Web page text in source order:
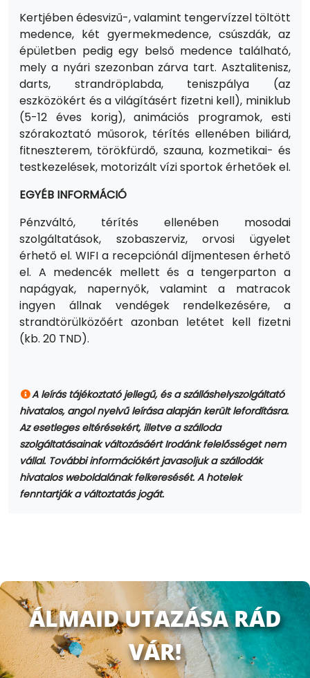
Kertjében édesvizű-, valamint tengervízzel töltött
medence, két gyermekmedence, csúszdák, az
épületben pedig egy belső medence található,
mely a nyári szezonban zárva tart. Asztalitenisz,
darts, strandröplabda, teniszpálya (az
eszközökért és a világításért fizetni kell), miniklub
(5-12 éves korig), animációs programok, esti
szórakoztató műsorok, térítés ellenében biliárd,
fitneszterem, törökfürdő, szauna, kozmetikai- és
testkezelések, motorizált vízi sportok érhetőek el.
EGYÉB INFORMÁCIÓ
Pénzváltó, térítés ellenében mosodai
szolgáltatások, szobaszerviz, orvosi ügyelet
érhető el. WIFI a recepciónál díjmentesen érhető
el. A medencék mellett és a tengerparton a
napágyak, napernyők, valamint a matracok
ingyen állnak vendégek rendelkezésére, a
strandtörülközőért azonban letétet kell fizetni
(kb. 20 TND).
A leírás tájékoztató jellegű, és a szálláshelyszolgáltató
hivatalos, angol nyelvű leírása alapján került lefordításra.
Az esetleges eltérésekért, illetve a szálloda
szolgáltatásainak változásáért Irodánk felelősséget nem
vállal. További információkért javasoljuk a szállodák
hivatalos weboldalának felkeresését. A hotelek
fenntartják a változtatás jogát.
ÁLMAID UTAZÁSA RÁD
VÁR!